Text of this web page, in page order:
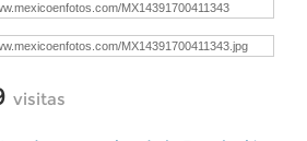
visitas